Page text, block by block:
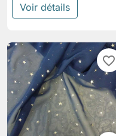
Voir détails
favorite_border